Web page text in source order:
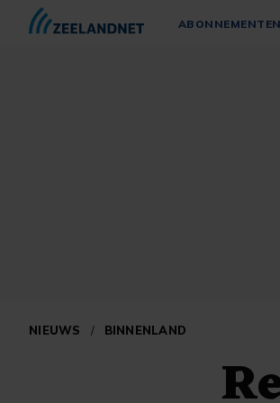
ABONNEMENTEN
NIEUWS / BINNENLAND